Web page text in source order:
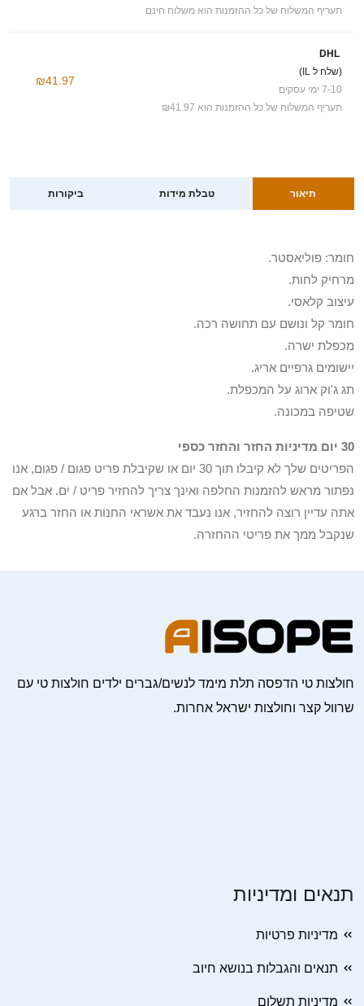
תעריף המשלוח של כל ההזמנות הוא משלוח חינם
DHL
(שלח ל IL)
7-10 ימי עסקים
תעריף המשלוח של כל ההזמנות הוא ₪41.97
₪41.97
תיאור טבלת מידות ביקורות
חומר: פוליאסטר.
מרחיק לחות.
עיצוב קלאסי.
חומר קל ונושם עם תחושה רכה.
מכפלת ישרה.
יישומים גרפיים אריג.
תג ג'וק ארוג על המכפלת.
שטיפה במכונה.
30 יום מדיניות החזר והחזר כספי
הפריטים שלך לא קיבלו תוך 30 יום או שקיבלת פריט פגום / פגום, אנו
נפתור מראש להזמנות החלפה ואינך צריך להחזיר פריט / ים. אבל אם
אתה עדיין רוצה להחזיר, אנו נעבד את אשראי החנות או החזר ברגע
שנקבל ממך את פריטי ההחזרה.
חולצות טי הדפסה תלת מימד לנשים/גברים ילדים חולצות טי עם
שרוול קצר וחולצות ישראל אחרות.
תנאים ומדיניות
מדיניות פרטיות
תנאים והגבלות בנושא חיוב
מדיניות תשלום